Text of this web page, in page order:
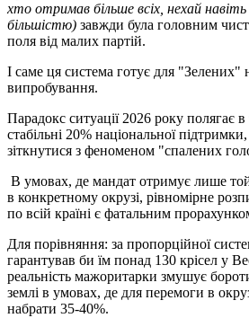
хто отримав більше всіх, нехай навіть
більшістю) завжди була головним
поля від малих партій.
І саме ця система готує для "Зелених"
випробування.
Парадокс ситуації 2026 року полягає
стабільні 20% національної
зіткнутися з феноменом "спалених
В умовах, де мандат отримує лише
в конкретному окрузі, рівномірне
по всій країні є фатальним
Для порівняння: за пропорційної
гарантував би їм понад 130 крісел у
реальність мажоритарки змушує
землі в умовах, де для перемоги в
набрати 35-40%.